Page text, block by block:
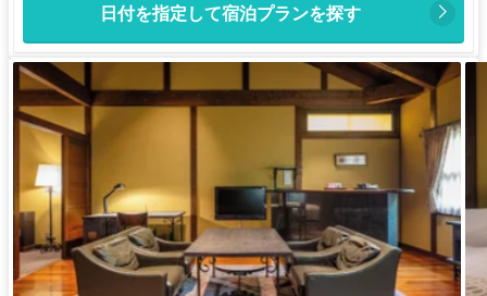
日付を指定して宿泊プランを探す